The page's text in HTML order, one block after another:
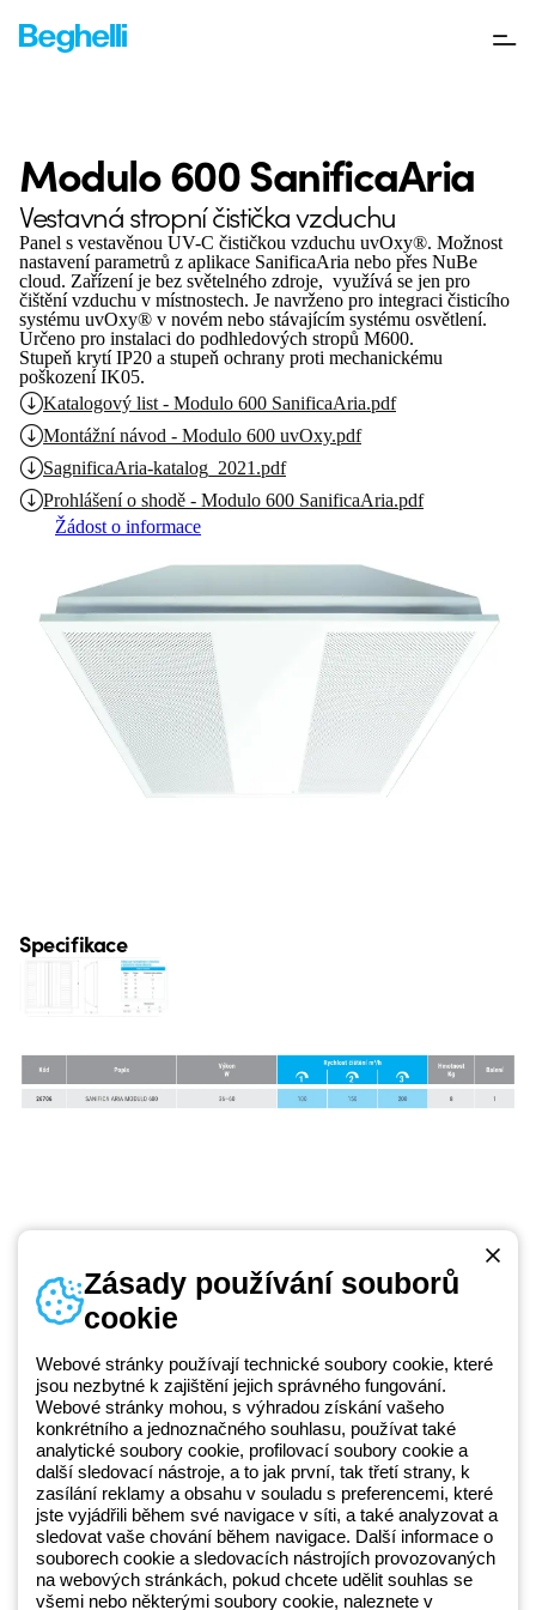
Modulo 600 SanificaAria
Vestavná stropní čistička vzduchu
Panel s vestavěnou UV-C čističkou vzduchu uvOxy®. Možnost
nastavení parametrů z aplikace SanificaAria nebo přes NuBe
cloud. Zařízení je bez světelného zdroje, využívá se jen pro
čištění vzduchu v místnostech. Je navrženo pro integraci čisticího
systému uvOxy® v novém nebo stávajícím systému osvětlení.
Určeno pro instalaci do podhledových stropů M600.
Stupeň krytí IP20 a stupeň ochrany proti mechanickému
poškození IK05.
Katalogový list - Modulo 600 SanificaAria.pdf
Montážní návod - Modulo 600 uvOxy.pdf
SagnificaAria-katalog_2021.pdf
Prohlášení o shodě - Modulo 600 SanificaAria.pdf
Žádost o informace
Specifikace
Beghelli je součástí GEWISS Group od roku 2025 a jeho ekosystému
GEWISS LightZone, kde vyvíjíme propojená světelná řešení, která
transformují komplexitu do jednoduchosti a podporují profesionály a
koncové zákazníky v uspokojování jejich potřeb.Zjistěte více o
GEWISS
Telefonní číslo
+420 531 014 111
Zásady používání souborů
cookie
Webové stránky používají technické soubory cookie, které
jsou nezbytné k zajištění jejich správného fungování.
Webové stránky mohou, s výhradou získání vašeho
konkrétního a jednoznačného souhlasu, používat také
analytické soubory cookie, profilovací soubory cookie a
další sledovací nástroje, a to jak první, tak třetí strany, k
zasílání reklamy a obsahu v souladu s preferencemi, které
jste vyjádřili během své navigace v síti, a také analyzovat a
sledovat vaše chování během navigace. Další informace o
souborech cookie a sledovacích nástrojích provozovaných
na webových stránkách, pokud chcete udělit souhlas se
všemi nebo některými soubory cookie, naleznete v